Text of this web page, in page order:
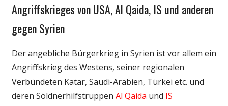
Politik
Wissenschaft
Angriffskrieges von USA, Al Qaida, IS und anderen
gegen Syrien
Der angebliche Bürgerkrieg in Syrien ist vor allem ein
Angriffskrieg des Westens, seiner regionalen
Verbündeten Katar, Saudi-Arabien, Türkei etc. und
deren Söldnerhilfstruppen Al Qaida und IS